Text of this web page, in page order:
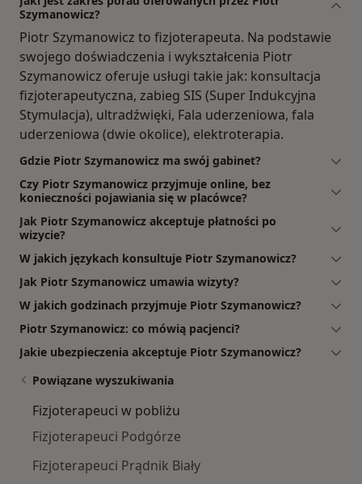
Szymanowicz?
Piotr Szymanowicz to fizjoterapeuta. Na podstawie
swojego doświadczenia i wykształcenia Piotr
Szymanowicz oferuje usługi takie jak: konsultacja
fizjoterapeutyczna, zabieg SIS (Super Indukcyjna
Stymulacja), ultradźwięki, Fala uderzeniowa, fala
uderzeniowa (dwie okolice), elektroterapia.
Gdzie Piotr Szymanowicz ma swój gabinet?
Czy Piotr Szymanowicz przyjmuje online, bez
konieczności pojawiania się w placówce?
Jak Piotr Szymanowicz akceptuje płatności po
wizycie?
W jakich językach konsultuje Piotr Szymanowicz?
Jak Piotr Szymanowicz umawia wizyty?
W jakich godzinach przyjmuje Piotr Szymanowicz?
Piotr Szymanowicz: co mówią pacjenci?
Jakie ubezpieczenia akceptuje Piotr Szymanowicz?
Powiązane wyszukiwania
Fizjoterapeuci w pobliżu
Fizjoterapeuci Podgórze
Fizjoterapeuci Prądnik Biały